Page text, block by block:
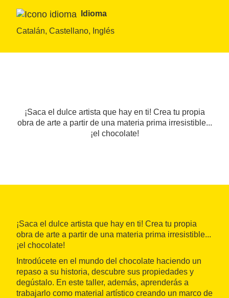
Idioma
Catalán, Castellano, Inglés
¡Saca el dulce artista que hay en ti! Crea tu propia
obra de arte a partir de una materia prima irresistible...
¡el chocolate!
¡Saca el dulce artista que hay en ti! Crea tu propia
obra de arte a partir de una materia prima irresistible...
¡el chocolate!
Introdúcete en el mundo del chocolate haciendo un
repaso a su historia, descubre sus propiedades y
degústalo. En este taller, además, aprenderás a
trabajarlo como material artístico creando un marco de